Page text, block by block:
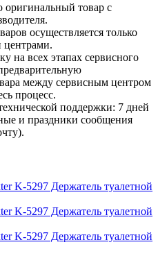
оригинальный товар с
осуществляется только
центрами.
на всех этапах сервисного
между сервисным центром
процесс.
поддержки: 7 дней
и праздники сообщения